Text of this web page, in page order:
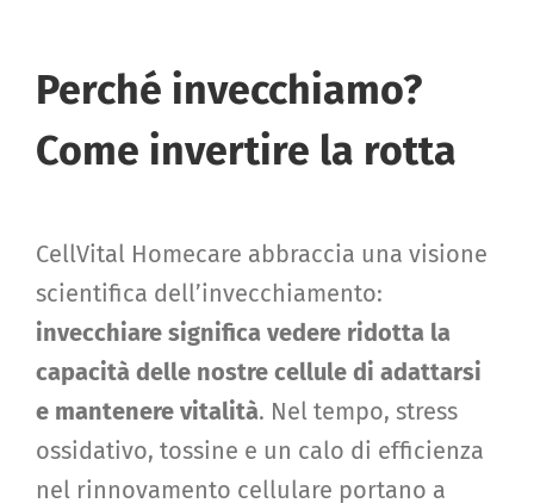
Perché invecchiamo?
Come invertire la rotta
CellVital Homecare abbraccia una visione
scientifica dell’invecchiamento:
invecchiare significa vedere ridotta la
capacità delle nostre cellule di adattarsi
e mantenere vitalità. Nel tempo, stress
ossidativo, tossine e un calo di efficienza
nel rinnovamento cellulare portano a